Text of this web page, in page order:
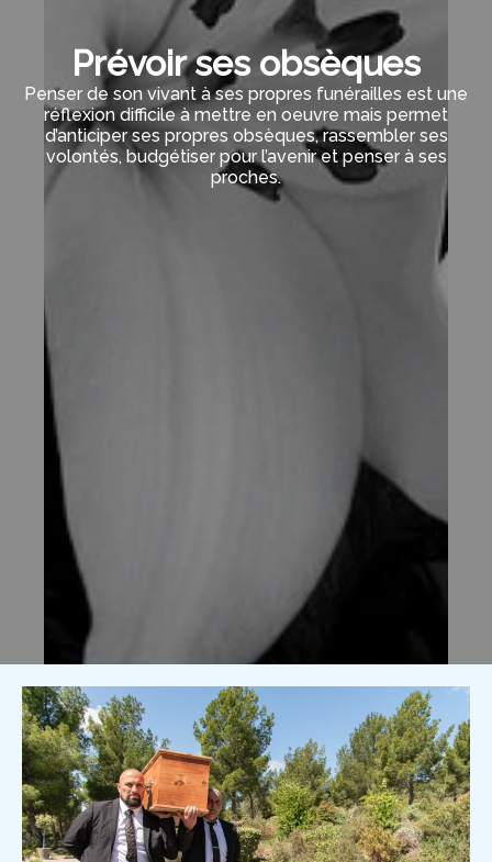
Prévoir ses obsèques
Penser de son vivant à ses propres funérailles est une
réflexion difficile à mettre en oeuvre mais permet
d’anticiper ses propres obsèques, rassembler ses
volontés, budgétiser pour l’avenir et penser à ses
proches.